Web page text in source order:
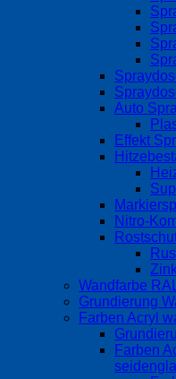
Auto
Effekt
Nitro-
Wandfarbe
Grundierung
Farben Acryl
Farben